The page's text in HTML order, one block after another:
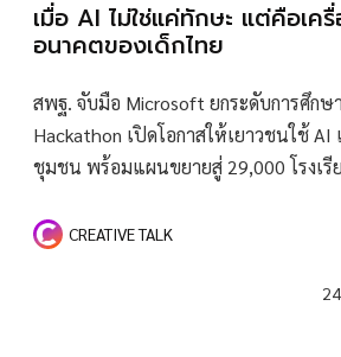
เมื่อ AI ไม่ใช่แค่ทักษะ แต่คือเค
อนาคตของเด็กไทย
สพฐ. จับมือ Microsoft ยกระดับการศึกษ
Hackathon เปิดโอกาสให้เยาวชนใช้
ชุมชน พร้อมแผนขยายสู่ 29,000 โรงเรี
CREATIVE TALK